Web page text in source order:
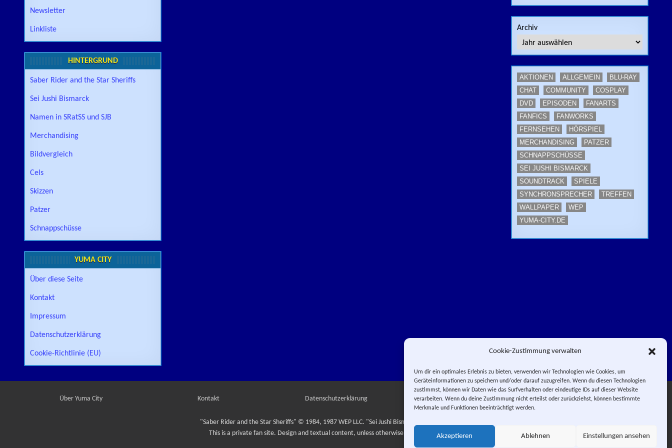
Cookie-Zustimmung verwalten
Um dir ein optimales Erlebnis zu bieten, verwenden wir Technologien wie Cookies, um
Geräteinformationen zu speichern und/oder darauf zuzugreifen. Wenn du diesen Technologien
zustimmst, können wir Daten wie das Surfverhalten oder eindeutige IDs auf dieser Website
verarbeiten. Wenn du deine Zustimmung nicht erteilst oder zurückziehst, können bestimmte
Merkmale und Funktionen beeinträchtigt werden.
Akzeptieren Ablehnen Einstellungen ansehen
Newsletter
Linkliste
HINTERGRUND
Saber Rider and the Star Sheriffs
Sei Jushi Bismarck
Namen in SRatSS und SJB
Merchandising
Bildvergleich
Cels
Skizzen
Patzer
Schnappschüsse
YUMA CITY
Über diese Seite
Kontakt
Impressum
Datenschutzerklärung
Cookie-Richtlinie (EU)
Archiv
AKTIONEN ALLGEMEIN
BLU-RAY
CHAT
COMMUNITY
COSPLAY
DVD
EPISODEN
FANARTS
FANFICS
FANWORKS
FERNSEHEN
HÖRSPIEL
MERCHANDISING
PATZER
SCHNAPPSCHÜSSE
SEI JUSHI BISMARCK
SOUNDTRACK
SPIELE
SYNCHRONSPRECHER
TREFFEN
WALLPAPER
WEP
YUMA-CITY.DE
Über Yuma City Kontakt Datenschutzerklärung Impressum Facebook
Instagram
E-Mail
RSS-Feed
"Saber Rider and the Star Sheriffs" © 1984, 1987 WEP LLC. "Sei Jushi Bismarck" © 1984 PIERROT.
This is a private fan site. Design and textual content, unless otherwise stated, © Yuma City.